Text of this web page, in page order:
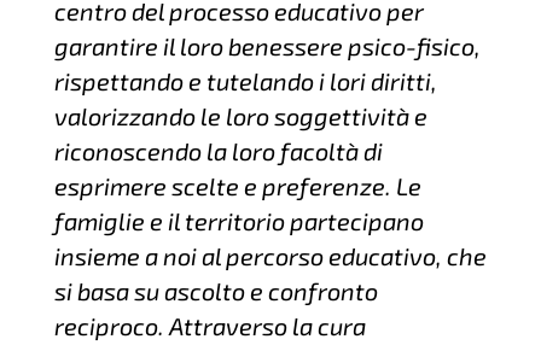
centro del processo educativo per
garantire il loro benessere psico-fisico,
rispettando e tutelando i lori diritti,
valorizzando le loro soggettività e
riconoscendo la loro facoltà di
esprimere scelte e preferenze. Le
famiglie e il territorio partecipano
insieme a noi al percorso educativo, che
si basa su ascolto e confronto
reciproco. Attraverso la cura